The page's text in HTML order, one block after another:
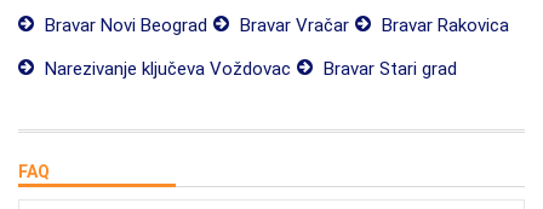
Bravar Novi Beograd
Bravar Vračar
Bravar Rakovica
Narezivanje ključeva Voždovac
Bravar Stari grad
FAQ